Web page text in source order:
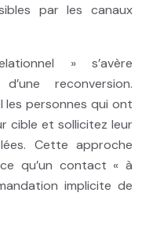
par les canaux
» s’avère
reconversion.
les personnes qui ont
cible et sollicitez leur
Cette approche
qu’un contact « à
implicite de